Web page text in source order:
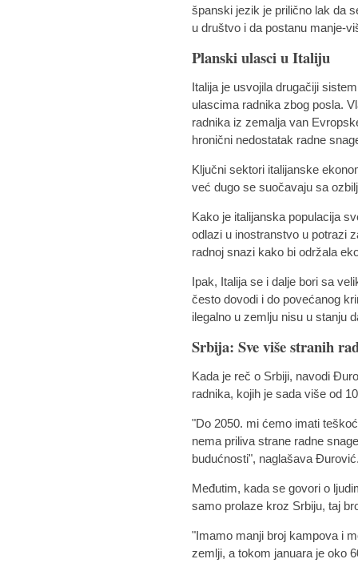
španski jezik je prilično lak da
u društvo i da postanu manje-
Planski ulasci u Italiju
Italija je usvojila drugačiji
ulascima radnika zbog posla.
radnika iz zemalja van
hronični nedostatak radne
Ključni sektori italijanske
već dugo se suočavaju sa
Kako je italijanska populacija
odlazi u inostranstvo u potrazi
radnoj snazi kako bi održala
Ipak, Italija se i dalje bori sa
često dovodi i do povećanog
ilegalno u zemlju nisu u stanju
Srbija: Sve više stranih
Kada je reč o Srbiji, navodi
radnika, kojih je sada više od
"Do 2050. mi ćemo imati
nema priliva strane radne
budućnosti", naglašava
Međutim, kada se govori o
samo prolaze kroz Srbiju, taj
"Imamo manji broj kampova i
zemlji, a tokom januara je oko